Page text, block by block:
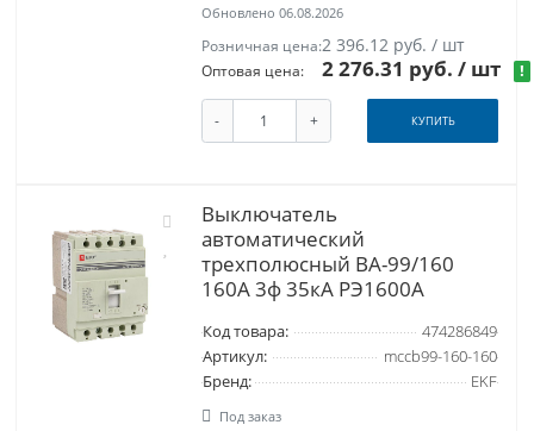
Обновлено 06.08.2026
Розничная цена:2 396.12 руб. / шт
Оптовая цена: 2 276.31 руб./ шт !
- + КУПИТЬ
Выключатель
автоматический
трехполюсный ВА-99/160
160А 3ф 35кА РЭ1600А
Код товара:
474286849
Артикул:
mccb99-160-160
Бренд:
EKF
Под заказ